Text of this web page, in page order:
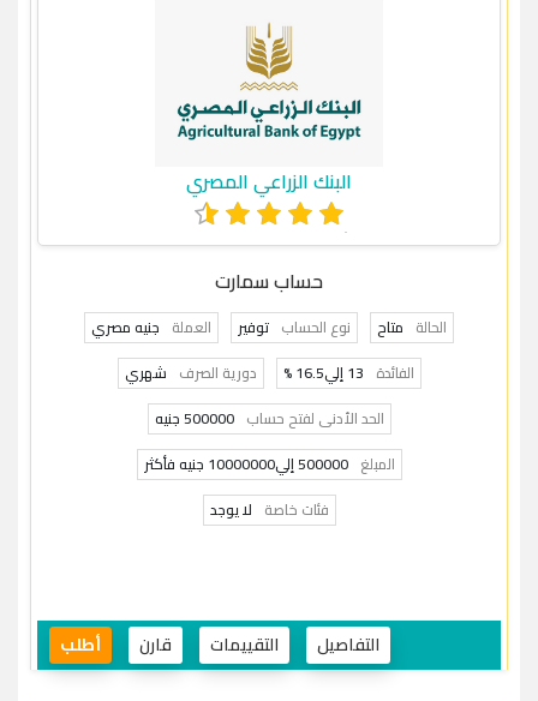
البنك الزراعي المصري
حساب سمارت
الحالة متاح نوع الحساب توفير العملة جنيه مصري
الفائدة 13 إلي16.5 % دورية الصرف شهري
الحد الأدنى لفتح حساب 500000 جنيه
المبلغ 500000 إلي10000000 جنيه فأكثر
فئات خاصة لا يوجد
التفاصيل التقييمات قارن أطلب